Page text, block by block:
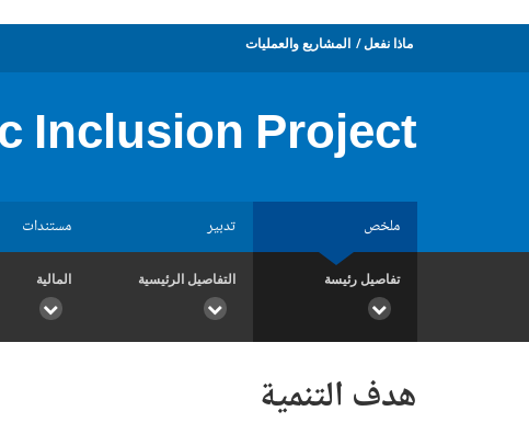
ماذا نفعل المشاريع والعمليات
Inclusion Project
ملخص تدبير مستندات
تفاصيل رئيسة التفاصيل الرئيسية المالية
هدف التنمية